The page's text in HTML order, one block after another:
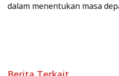
dalam menentukan masa